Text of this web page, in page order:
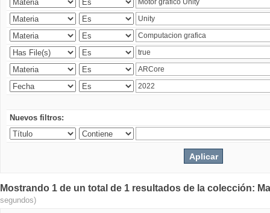
Nuevos filtros:
Mostrando 1 de un total de 1 resultados de la colección:
segundos)